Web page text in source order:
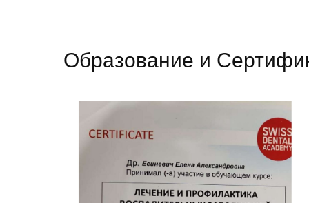
Образование и